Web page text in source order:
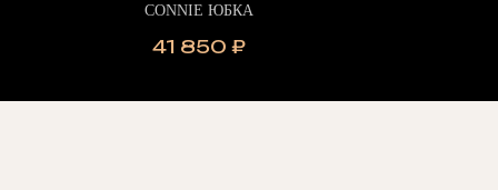
CONNIE ЮБКА
41 850 ₽